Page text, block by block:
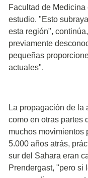
Facultad de Medicina
estudio. "Esto
esta región",
previamente
pequeñas
actuales".
La propagación de la
como en otras partes
muchos movimientos
5.000 años atrás,
sur del Sahara eran
Prendergast, "pero si